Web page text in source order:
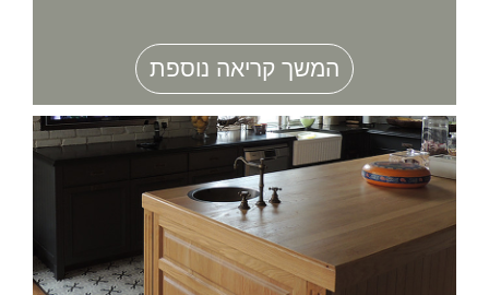
המשך קריאה נוספת